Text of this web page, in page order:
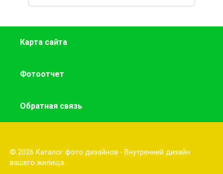
Карта сайта
Фотоотчет
Обратная связь
© 2026 Каталог фото дизайнов - Внутренний дизайн
вашего жилища